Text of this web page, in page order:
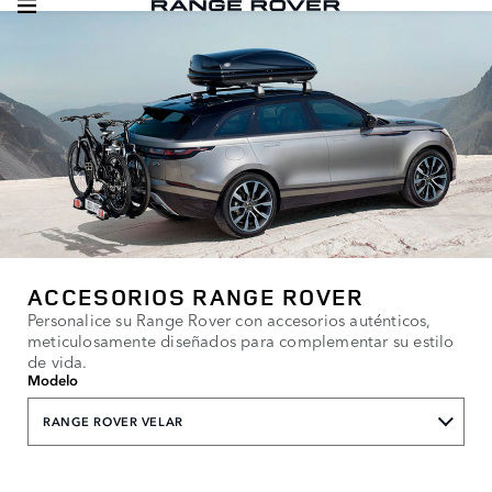
ACCESORIOS RANGE ROVER
Personalice su Range Rover con accesorios auténticos,
meticulosamente diseñados para complementar su estilo
de vida.
Modelo
RANGE ROVER VELAR